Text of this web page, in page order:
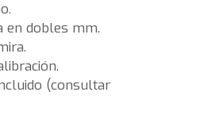
en dobles mm.
(consultar